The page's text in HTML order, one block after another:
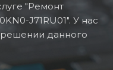
"Ремонт
J71RU01". У нас
решении данного